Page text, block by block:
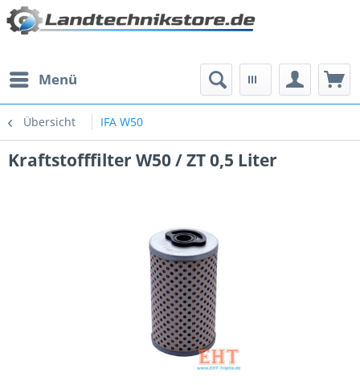
Menü
Übersicht IFA W50
Kraftstofffilter W50 / ZT 0,5 Liter